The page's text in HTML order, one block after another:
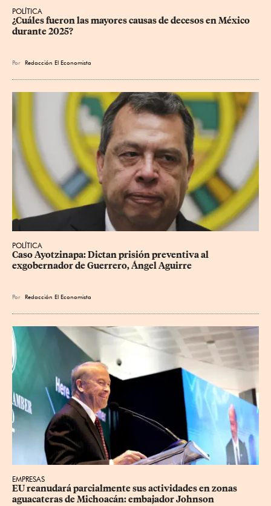
POLÍTICA
¿Cuáles fueron las mayores causas de decesos en México
durante 2025?
Por Redacción El Economista
POLÍTICA
Caso Ayotzinapa: Dictan prisión preventiva al
exgobernador de Guerrero, Ángel Aguirre
Por Redacción El Economista
EMPRESAS
EU reanudará parcialmente sus actividades en zonas
aguacateras de Michoacán: embajador Johnson